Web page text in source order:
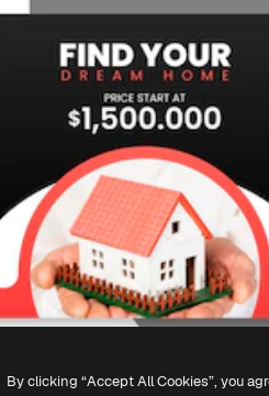
By clicking “Accept All Cookies”, you